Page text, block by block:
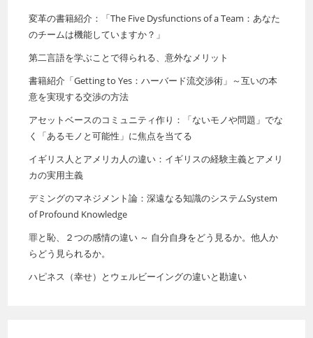
変革の書籍紹介：「The Five Dysfunctions of a Team：あなた
のチームは機能していますか？」
第二言語を学ぶことで得られる、意外なメリット
書籍紹介「Getting to Yes：ハーバード流交渉術」～互いの本
意を実現する交渉の方法
アセットベースのコミュニティ作り：「ないモノや問題」でな
く「あるモノと可能性」に焦点を当てる
イギリス人とアメリカ人の違い：イギリスの経験主義とアメリ
カの実用主義
デミングのマネジメント論：深遠なる知識のシステムSystem
of Profound Knowledge
罪と恥、２つの感情の違い ～ 自分自身をどう見るか。他人か
らどう見られるか。
ハピネス（幸せ）とウェルビーイングの違いと勘違い